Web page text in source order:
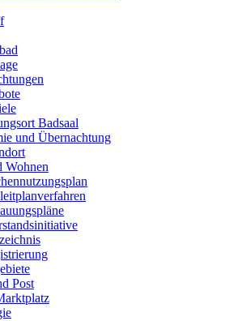
Badsaal
und Übernachtung
Wohnen
Post